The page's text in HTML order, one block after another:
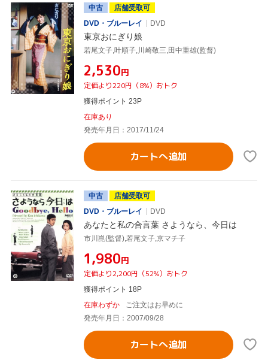
中古
店舗受取可
DVD・ブルーレイ
DVD
東京おにぎり娘
若尾文子,叶順子,川崎敬三,田中重雄(監督)
¥2,530円
定価より220円（8%）おトク
獲得ポイント 23P
在庫あり
発売年月日：2017/11/24
カートへ追加
中古
店舗受取可
DVD・ブルーレイ
DVD
あなたと私の合言葉 さようなら、今日は
市川崑(監督),若尾文子,京マチ子
¥1,980円
定価より2,200円（52%）おトク
獲得ポイント 18P
在庫わずか
ご注文はお早めに
発売年月日：2007/09/28
カートへ追加